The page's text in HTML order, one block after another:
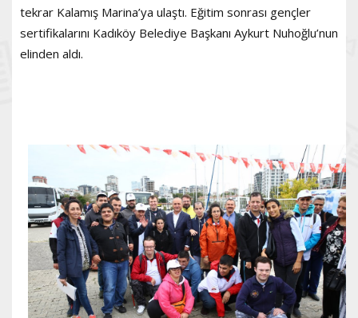
tekrar Kalamış Marina’ya ulaştı. Eğitim sonrası gençler
sertifikalarını Kadıköy Belediye Başkanı Aykurt Nuhoğlu’nun
elinden aldı.